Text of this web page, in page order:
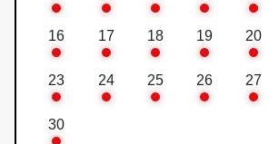
16 17 18 19 20
23 24 25 26 27
30